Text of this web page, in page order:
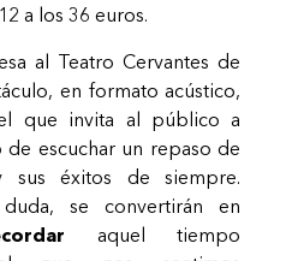
a los 36 euros.
al Teatro Cervantes de
en formato acústico,
que invita al público a
escuchar un repaso de
sus éxitos de siempre.
se convertirán en
aquel tiempo